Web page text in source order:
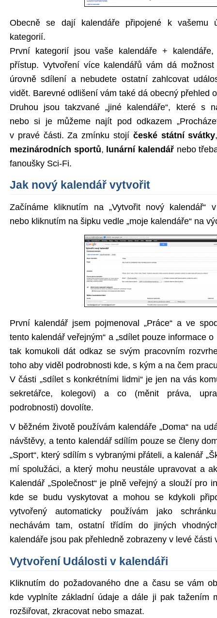
Obecně se dají kalendáře připojené k vašemu
kategorií.
První kategorií jsou vaše kalendáře +
přístup. Vytvoření více kalendářů vám dá
úrovně sdílení a nebudete ostatní zahlcovat
vidět. Barevné odlišení vám také dá obecný přehled
Druhou jsou takzvané „jiné kalendáře“, které s
nebo si je můžeme najít pod odkazem
v pravé části. Za zmínku stojí české státní svátky
mezinárodních sportů, lunární kalendář nebo
fanoušky Sci-Fi.
Jak nový kalendář vytvořit
Začínáme kliknutím na „Vytvořit nový kalendář“
nebo kliknutím na šipku vedle „moje kalendáře“ na
První kalendář jsem pojmenoval „Práce“ a ve
tento kalendář veřejným“ a „sdílet pouze informace
tak komukoli dát odkaz se svým pracovním
toho aby viděl podrobnosti kde, s kým a na čem
V části „sdílet s konkrétními lidmi“ je jen na vás
sekretářce, kolegovi) a co (měnit práva,
podrobnosti) dovolíte.
V běžném životě používám kalendáře „Doma“ na
návštěvy, a tento kalendář sdílím pouze se členy
„Sport“, který sdílím s vybranými přáteli, a kalenář
mí spolužáci, a který mohu neustále upravovat a
Kalendář „Společnost“ je plně veřejný a slouží pro
kde se budu vyskytovat a mohou se kdykoli
vytvořený automaticky používám jako
nechávám tam, ostatní třídím do jiných
kalendáře jsou pak přehledně zobrazeny v levé části
Vytvoření Události v kalendáři
Kliknutím do požadovaného dne a času se vám
kde vyplníte základní údaje a dále ji pak tažením
rozšiřovat, zkracovat nebo smazat.